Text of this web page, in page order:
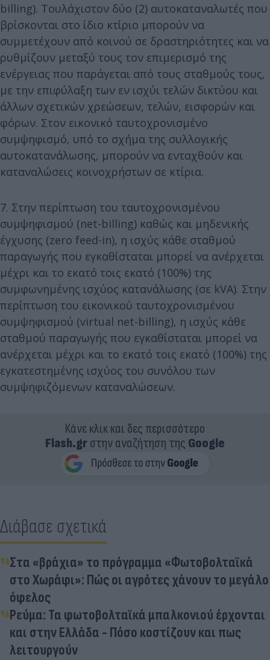
billing). Τουλάχιστον δύο (2) αυτοκαταναλωτές που
βρίσκονται στο ίδιο κτίριο μπορούν να
συμμετέχουν από κοινού σε δραστηριότητες και να
ρυθμίζουν μεταξύ τους τον επιμερισμό της
ενέργειας που παράγεται από τους σταθμούς τους,
με την επιφύλαξη των εν ισχύι τελών δικτύου και
άλλων σχετικών χρεώσεων, τελών, εισφορών και
φόρων. Στον εικονικό ταυτοχρονισμένο
συμψηφισμό, υπό το σχήμα της συλλογικής
αυτοκατανάλωσης, μπορούν να ενταχθούν και
καταναλώσεις κοινοχρήστων σε κτίρια.
7. Στην περίπτωση του ταυτοχρονισμένου
συμψηφισμού (net-billing) καθώς και μηδενικής
έγχυσης (zero feed-in), η ισχύς κάθε σταθμού
παραγωγής που εγκαθίσταται μπορεί να ανέρχεται
μέχρι και το εκατό τοις εκατό (100%) της
συμφωνημένης ισχύος κατανάλωσης (σε kVA). Στην
περίπτωση του εικονικού ταυτοχρονισμένου
συμψηφισμού (virtual net-billing), η ισχύς κάθε
σταθμού παραγωγής που εγκαθίσταται μπορεί να
ανέρχεται μέχρι και το εκατό τοις εκατό (100%) της
εγκατεστημένης ισχύος του συνόλου των
συμψηφιζόμενων καταναλώσεων.
Κάνε κλικ και δες περισσότερο
Flash.grστην αναζήτηση της Google
Διάβασε σχετικά
Στα «βράχια» το πρόγραμμα «Φωτοβολταϊκά
στο Χωράφι»: Πώς οι αγρότες χάνουν το μεγάλο
όφελος
Ρεύμα: Τα φωτοβολταϊκά μπαλκονιού έρχονται
και στην Ελλάδα - Πόσο κοστίζουν και πως
λειτουργούν